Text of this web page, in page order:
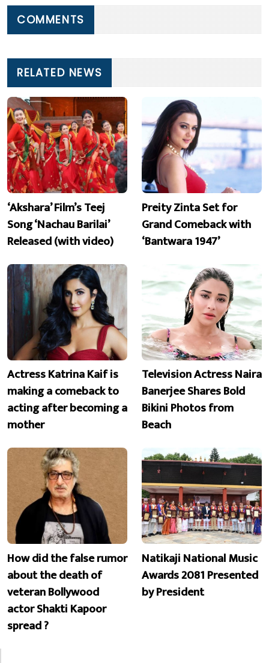
COMMENTS
RELATED NEWS
‘Akshara’ Film’s Teej
Song ‘Nachau Barilai’
Released (with video)
Preity Zinta Set for
Grand Comeback with
‘Bantwara 1947’
Actress Katrina Kaif is
making a comeback to
acting after becoming a
mother
Television Actress Naira
Banerjee Shares Bold
Bikini Photos from
Beach
How did the false rumor
about the death of
veteran Bollywood
actor Shakti Kapoor
spread ?
Natikaji National Music
Awards 2081 Presented
by President